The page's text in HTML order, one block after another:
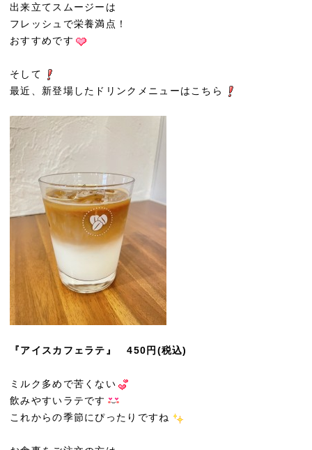
出来立てスムージーは
フレッシュで栄養満点！
おすすめです
そして
最近、新登場したドリンクメニューはこちら
『アイスカフェラテ』 450円(税込)
ミルク多めで苦くない
飲みやすいラテです
これからの季節にぴったりですね